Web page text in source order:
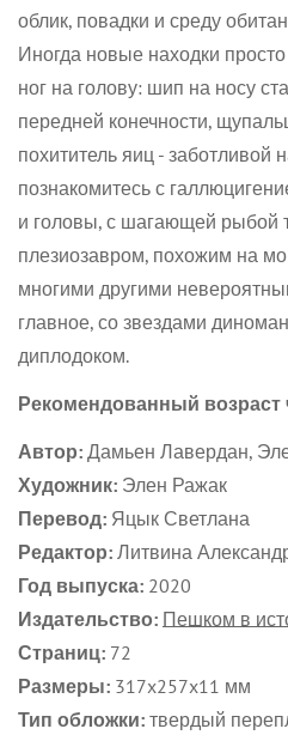
облик, повадки и среду
Иногда новые находки
ног на голову: шип на носу
передней конечности,
похититель яиц - заботливой
познакомитесь с
и головы, с шагающей рыбой
плезиозавром, похожим на
многими другими
главное, со звездами
диплодоком.
Рекомендованный возраст
Автор: Дамьен Лавердан,
Художник: Элен Ражак
Перевод: Яцык Светлана
Редактор: Литвина
Год выпуска: 2020
Издательство: Пешком в
Страниц: 72
Размеры: 317x257x11 мм
Тип обложки: твердый